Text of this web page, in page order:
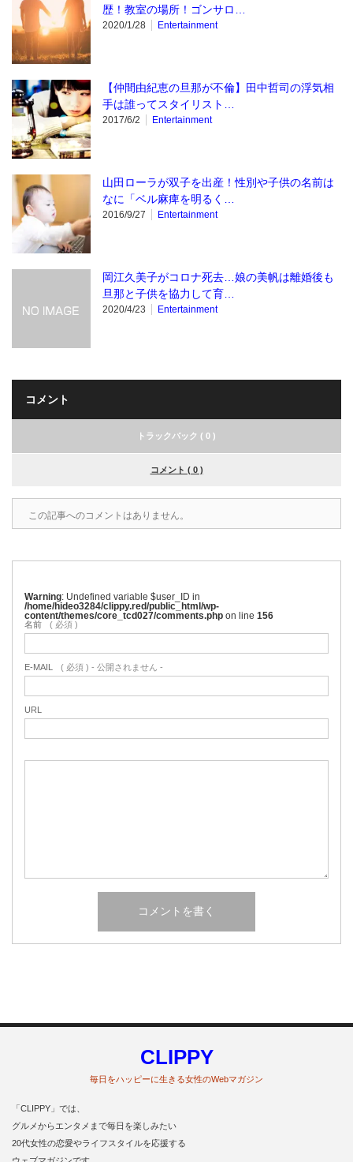
歴！教室の場所！ゴンサロ…
2020/1/28 Entertainment
【仲間由紀恵の旦那が不倫】田中哲司の浮気相
手は誰ってスタイリスト…
2017/6/2 Entertainment
山田ローラが双子を出産！性別や子供の名前は
なに「ベル麻痺を明るく…
2016/9/27 Entertainment
岡江久美子がコロナ死去…娘の美帆は離婚後も
旦那と子供を協力して育…
2020/4/23 Entertainment
コメント
トラックバック ( 0 )
コメント ( 0 )
この記事へのコメントはありません。
Warning : Undefined variable $user_ID in
/home/hideo3284/clippy.red/public_html/wp-
content/themes/core_tcd027/comments.php on line 156
名前 ( 必須 )
E-MAIL ( 必須 ) - 公開されません -
URL
CLIPPY
毎日をハッピーに生きる女性のWebマガジン
「CLIPPY」では、
グルメからエンタメまで毎日を楽しみたい
20代女性の恋愛やライフスタイルを応援する